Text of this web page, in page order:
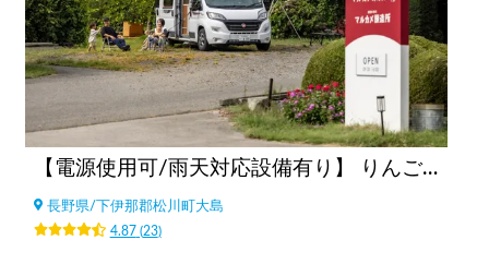
【電源使用可/雨天対応設備有り】 りんご焚火の駅 マルカメ果樹園
長野県/下伊那郡松川町大島
4.87(23)